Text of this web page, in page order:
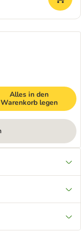
Alles in den
Warenkorb legen